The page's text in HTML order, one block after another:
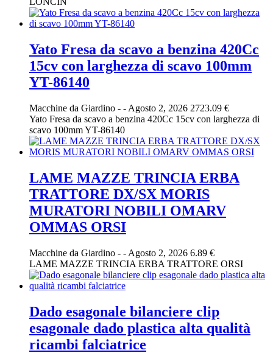
Yato Fresa da scavo a benzina 420Cc
15cv con larghezza di scavo 100mm
YT-86140
Macchine da Giardino - - Agosto 2, 2026 2723.09 €
Yato Fresa da scavo a benzina 420Cc 15cv con larghezza di
scavo 100mm YT-86140
LAME MAZZE TRINCIA ERBA
TRATTORE DX/SX MORIS
MURATORI NOBILI OMARV
OMMAS ORSI
Macchine da Giardino - - Agosto 2, 2026 6.89 €
LAME MAZZE TRINCIA ERBA TRATTORE ORSI
Dado esagonale bilanciere clip
esagonale dado plastica alta qualità
ricambi falciatrice